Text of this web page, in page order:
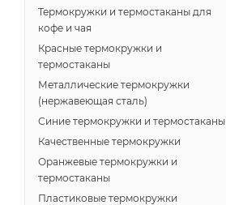
Термокружки и термостаканы для
кофе и чая
Красные термокружки и
термостаканы
Металлические термокружки
(нержавеющая сталь)
Синие термокружки и термостаканы
Качественные термокружки
Оранжевые термокружки и
термостаканы
Пластиковые термокружки